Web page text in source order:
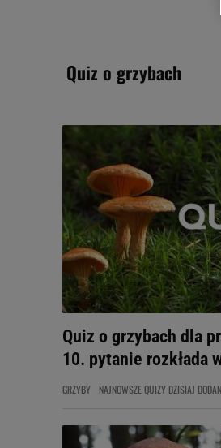
quiz o grzybach
Quiz o grzybach dla
10. pytanie rozkłada
GRZYBY NAJNOWSZE QUIZY DZISIAJ